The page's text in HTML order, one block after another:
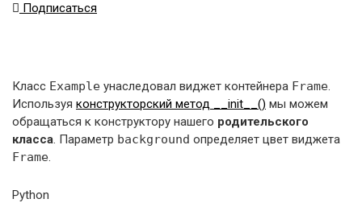
Подписаться
Класс Example унаследовал виджет контейнера Frame.
Используя конструкторский метод __init__() мы можем
обращаться к конструктору нашего родительского
класса. Параметр background определяет цвет виджета
Frame.
Python